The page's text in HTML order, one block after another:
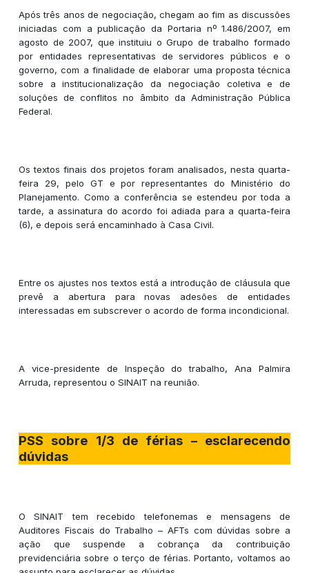
Após três anos de negociação, chegam ao fim as discussões
iniciadas com a publicação da Portaria nº 1.486/2007, em
agosto de 2007, que instituiu o Grupo de trabalho formado
por entidades representativas de servidores públicos e o
governo, com a finalidade de elaborar uma proposta técnica
sobre a institucionalização da negociação coletiva e de
soluções de conflitos no âmbito da Administração Pública
Federal.
Os textos finais dos projetos foram analisados, nesta quarta-
feira 29, pelo GT e por representantes do Ministério do
Planejamento. Como a conferência se estendeu por toda a
tarde, a assinatura do acordo foi adiada para a quarta-feira
(6), e depois será encaminhado à Casa Civil.
Entre os ajustes nos textos está a introdução de cláusula que
prevê a abertura para novas adesões de entidades
interessadas em subscrever o acordo de forma incondicional.
A vice-presidente de Inspeção do trabalho, Ana Palmira
Arruda, representou o SINAIT na reunião.
PSS sobre 1/3 de férias – esclarecendo
dúvidas
O SINAIT tem recebido telefonemas e mensagens de
Auditores Fiscais do Trabalho – AFTs com dúvidas sobre a
ação que suspende a cobrança da contribuição
previdenciária sobre o terço de férias. Portanto, voltamos ao